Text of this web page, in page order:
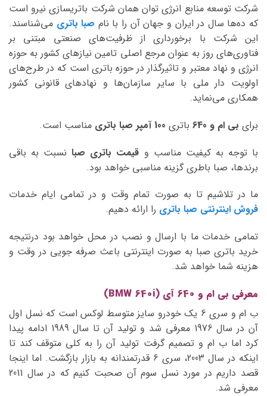
شرکت توسعه منابع انرژی توان همان شرکت باتریسازی نیرو است
که ده‌ها سال در ایران و جهان آن را با نام صبا باتری می‌شناسند.
این شرکت با برخورداری از ظرفیت‌های صنعتی مبتنی بر
فناوری‌های روز به عنوان مرجع اصلی تامین نیازهای کشور به حوزه
انرژی و نهاد معتبر و تاثیرگذار در حوزه باتری است که در طرح‌های
اولویت دار ملی با سایر سازمان‌ها و نهادهای قانونی کشور
همکاری می‌نماید.
برای بی ام و 640 باتری باتری مناسب است.
با توجه به کیفیت مناسب و قیمت باتری صبانسبت به باقی
برندها، صبا باطری گزینه مناسبی خواهد بود.
ما در تلاشیم تا به صورت تمام وقت و در تمامی ایام خدمات
فروش اینترنتی صبا باتری را ارائه دهیم.
تمامی خدمات ما با ارسال و نصب در محل خواهد بود درنتیجه
خرید باتری صبا به صورت اینترنتی باعث صرفه جویی در وقت و
هزینه شما خواهد شد.
معرفی بی ام و 640 آی (BMW 640i)
ب ام و سری 6 یک خودرو سایز متوسط لوکس است که نسل اول
آن در سال 1976 معرفی شد و تولید آن تا سال 1989 ادامه پیدا
کرد اما ب ام و تصمیم گرفت تولید آن را به کلی متوقف کند تا
اینکه در سال 2003، سری 6 قدرتمندانه به بازار بازگشت. اما اینجا
قصد داریم در مورد نسل سوم آن صحبت کنیم که در سال 2011
معرفی شد.